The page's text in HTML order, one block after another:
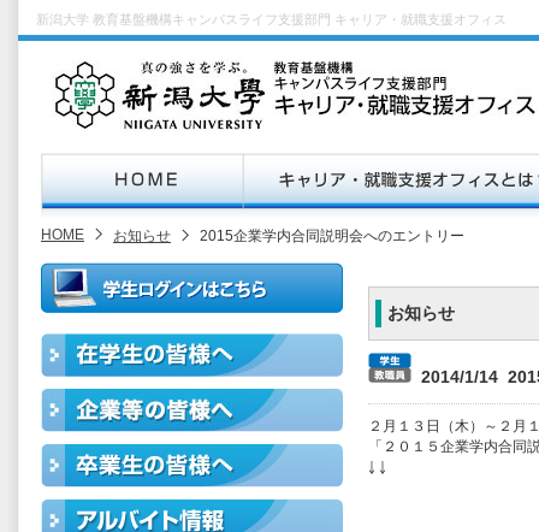
新潟大学 教育基盤機構キャンパスライフ支援部門 キャリア・就職支援オフィス
HOME お知らせ 2015企業学内合同説明会へのエントリー
お知らせ
2014/1/14
２月１３日（木）～２月
「２０１５企業学内合同
￬ ￬